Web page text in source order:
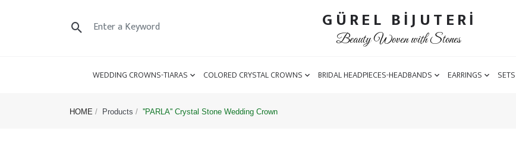
GÜREL BİJUTERİ
Beauty Woven with Stones
WEDDING CROWNS-TIARAS COLORED CRYSTAL CROWNS BRIDAL HEADPIECES-HEADBANDS EARRINGS SETS
HOME Products ''PARLA'' Crystal Stone Wedding Crown